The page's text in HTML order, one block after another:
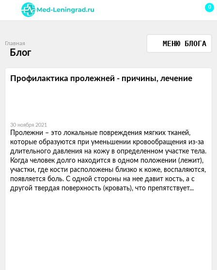
0
МЕНЮ БЛОГА
Главная
Блог
Профилактика пролежней - причины, лечение
30 ноября 2021
Пролежни – это локальные повреждения мягких тканей,
которые образуются при уменьшении кровообращения из-за
длительного давления на кожу в определенном участке тела.
Когда человек долго находится в одном положении (лежит),
участки, где кости расположены близко к коже, воспаляются,
появляется боль. С одной стороны на нее давит кость, а с
другой твердая поверхность (кровать), что препятствует...